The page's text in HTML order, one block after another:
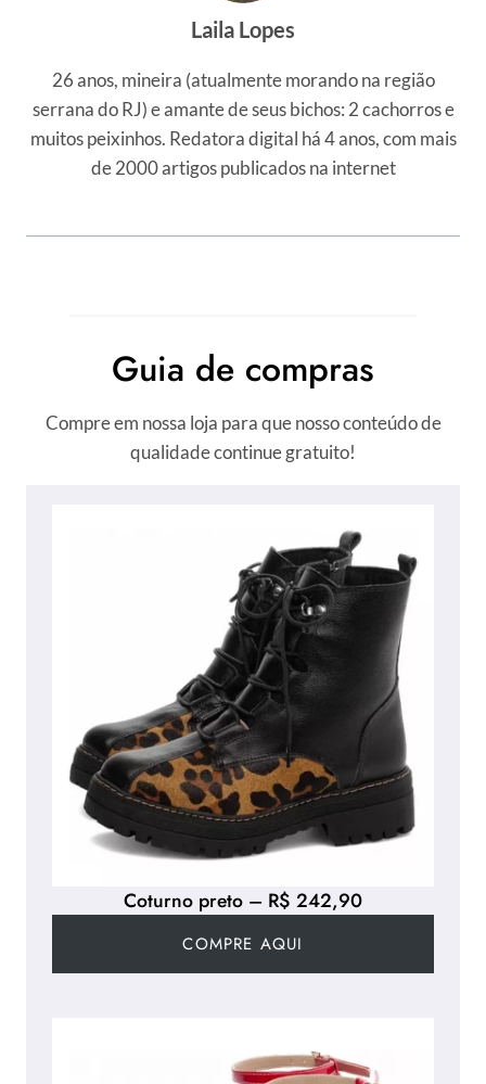
Laila Lopes
26 anos, mineira (atualmente morando na região
serrana do RJ) e amante de seus bichos: 2 cachorros e
muitos peixinhos. Redatora digital há 4 anos, com mais
de 2000 artigos publicados na internet
Guia de compras
Compre em nossa loja para que nosso conteúdo de
qualidade continue gratuito!
Coturno preto – R$ 242,90
COMPRE AQUI